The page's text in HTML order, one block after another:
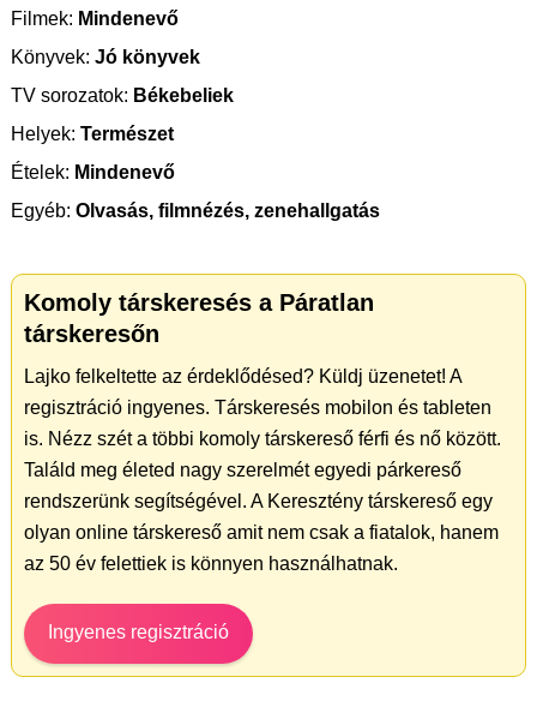
Filmek: Mindenevő
Könyvek: Jó könyvek
TV sorozatok: Békebeliek
Helyek: Természet
Ételek: Mindenevő
Egyéb: Olvasás, filmnézés, zenehallgatás
Komoly társkeresés a Páratlan
társkeresőn
Lajko felkeltette az érdeklődésed? Küldj üzenetet! A
regisztráció ingyenes. Társkeresés mobilon és tableten
is. Nézz szét a többi komoly társkereső férfi és nő között.
Találd meg életed nagy szerelmét egyedi párkereső
rendszerünk segítségével. A Keresztény társkereső egy
olyan online társkereső amit nem csak a fiatalok, hanem
az 50 év felettiek is könnyen használhatnak.
Ingyenes regisztráció